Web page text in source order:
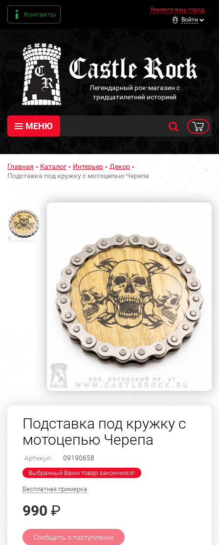
Контакты
Укажите ваш город
Войти
Легендарный рок-магазин с
тридцатилетней историей
МЕНЮ
Главная Каталог Интерьер
Декор
Подставка под кружку с мотоцепью Черепа
Подставка под кружку с
мотоцепью Черепа
Артикул: 09190658
Выбранный Вами товар закончился!
Бесплатная примерка
990 ₽
Сообщить о поступлении